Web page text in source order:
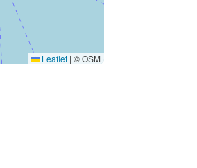
Leaflet | © OSM